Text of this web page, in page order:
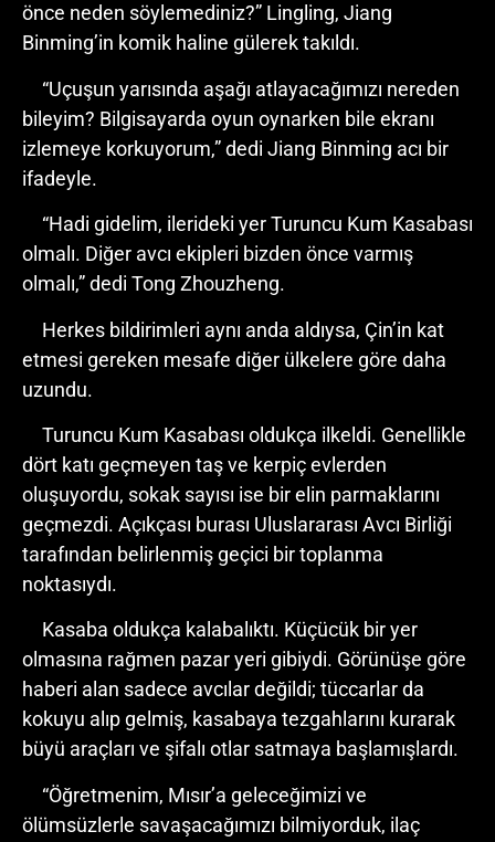
önce neden söylemediniz?” Lingling, Jiang
Binming’in komik haline gülerek takıldı.
“Uçuşun yarısında aşağı atlayacağımızı nereden
bileyim? Bilgisayarda oyun oynarken bile ekranı
izlemeye korkuyorum,” dedi Jiang Binming acı bir
ifadeyle.
“Hadi gidelim, ilerideki yer Turuncu Kum Kasabası
olmalı. Diğer avcı ekipleri bizden önce varmış
olmalı,” dedi Tong Zhouzheng.
Herkes bildirimleri aynı anda aldıysa, Çin’in kat
etmesi gereken mesafe diğer ülkelere göre daha
uzundu.
Turuncu Kum Kasabası oldukça ilkeldi. Genellikle
dört katı geçmeyen taş ve kerpiç evlerden
oluşuyordu, sokak sayısı ise bir elin parmaklarını
geçmezdi. Açıkçası burası Uluslararası Avcı Birliği
tarafından belirlenmiş geçici bir toplanma
noktasıydı.
Kasaba oldukça kalabalıktı. Küçücük bir yer
olmasına rağmen pazar yeri gibiydi. Görünüşe göre
haberi alan sadece avcılar değildi; tüccarlar da
kokuyu alıp gelmiş, kasabaya tezgahlarını kurarak
büyü araçları ve şifalı otlar satmaya başlamışlardı.
“Öğretmenim, Mısır’a geleceğimizi ve
ölümsüzlerle savaşacağımızı bilmiyorduk, ilaç